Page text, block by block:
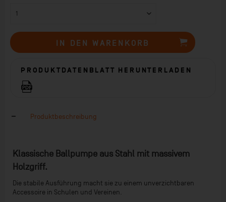
IN DEN WARENKORB
PRODUKTDATENBLATT HERUNTERLADEN
Produktbeschreibung
Klassische Ballpumpe aus Stahl mit massivem
Holzgriff.
Die stabile Ausführung macht sie zu einem unverzichtbaren
Accessoire in Schulen und Vereinen.